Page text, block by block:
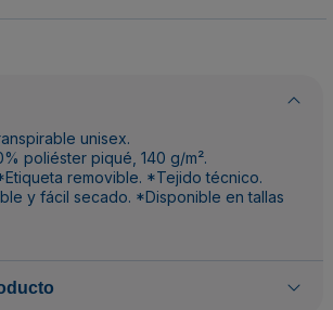
unisex.
poliéster piqué, 140 g/m².
removible. *Tejido técnico.
y fácil secado. *Disponible en tallas